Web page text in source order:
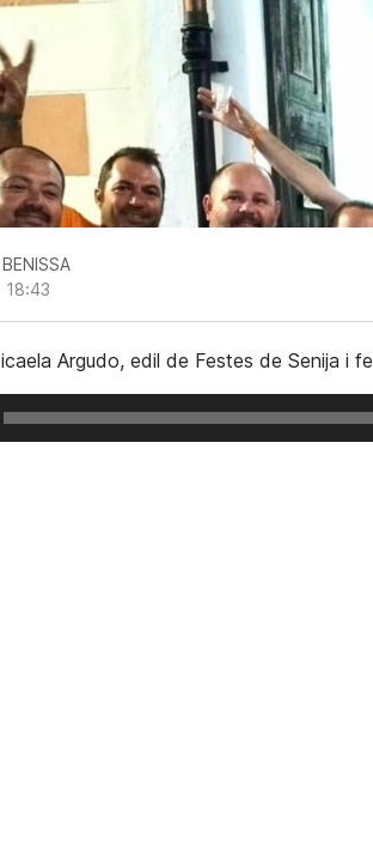
BENISSA
18:43
Argudo, edil de Festes de Senija i